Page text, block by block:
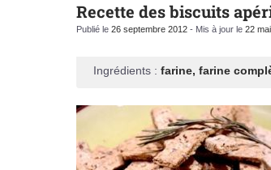
Recette des biscuits
Publié le 26 septembre 2012 - Mis à jour le 22
Ingrédients : farine, farine